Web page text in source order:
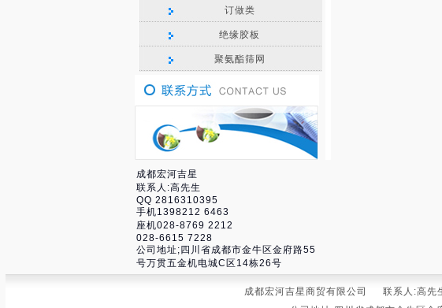
订做类
绝缘胶板
聚氨酯筛网
成都宏河吉星
联系人:高先生
QQ 2816310395
手机1398212 6463
座机028-8769 2212
028-6615 7228
公司地址;四川省成都市金牛区金府路55
号万贯五金机电城C区14栋26号
成都宏河吉星商贸有限公司 联系人:高